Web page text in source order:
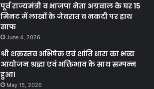
पूर्व राज्यमंत्री व भाजपा नेता अग्रवाल के घर 15
मिनट में लाखों के जेवरात व नकदी पर हाथ
साफ
June 4, 2026
श्री शक्रस्तव अभिषेक एवं शांति धारा का भव्य
आयोजन श्रद्धा एवं भक्तिभाव के साथ सम्पन्न
हुआ।
May 15, 2026